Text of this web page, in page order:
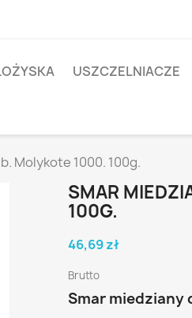
USZCZELNIACZE
Molykote 1000. 100g.
SMAR
100G.
46,69 zł
Brutto
Smar miedziany